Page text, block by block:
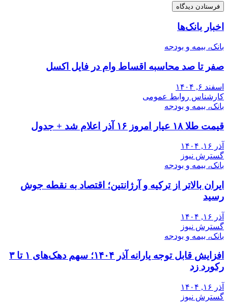
اخبار بانک‌ها
بانک، بیمه و بودجه
صفر تا صد محاسبه اقساط وام در فایل اکسل
اسفند ۶, ۱۴۰۴
کارشناس روابط عمومی
بانک، بیمه و بودجه
قیمت طلا ۱۸ عیار امروز ۱۶ آذر اعلام شد + جدول
آذر ۱۶, ۱۴۰۴
گسترش نیوز
بانک، بیمه و بودجه
ایران بالاتر از ترکیه و آرژانتین؛ اقتصاد به نقطه جوش
رسید
آذر ۱۶, ۱۴۰۴
گسترش نیوز
بانک، بیمه و بودجه
افزایش قابل توجه یارانه آذر ۱۴۰۴؛ سهم دهک‌های ۱ تا ۳
رکورد زد
آذر ۱۶, ۱۴۰۴
گسترش نیوز